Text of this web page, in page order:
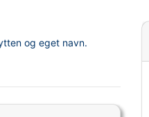
og eget navn.